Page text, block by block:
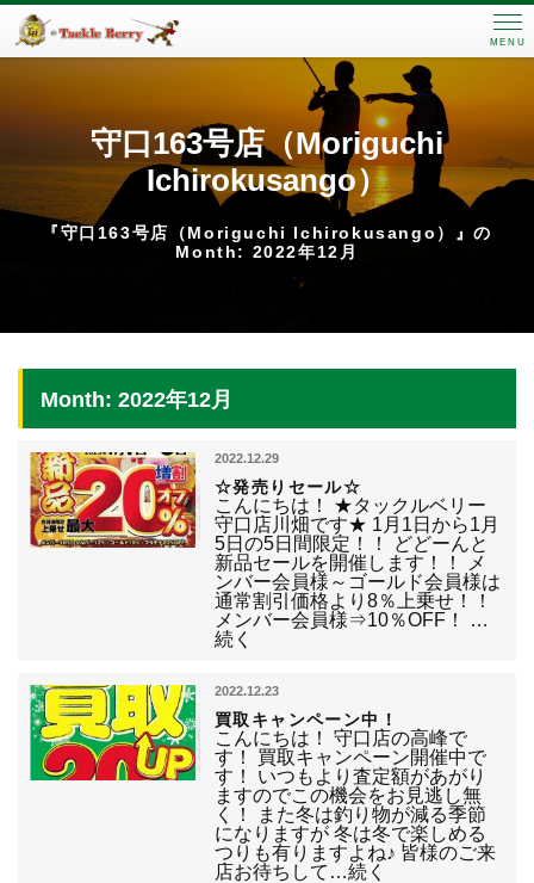
MENU
守口163号店（Moriguchi
Ichirokusango）
『守口163号店（Moriguchi Ichirokusango）』の
Month: 2022年12月
Month: 2022年12月
2022.12.29
☆発売りセール☆
こんにちは！ ★タックルベリー
守口店川畑です★ 1月1日から1月
5日の5日間限定！！ どどーんと
新品セールを開催します！！ メ
ンバー会員様～ゴールド会員様は
通常割引価格より8％上乗せ！！
メンバー会員様⇒10％OFF！ …
続く
2022.12.23
買取キャンペーン中！
こんにちは！ 守口店の高峰で
す！ 買取キャンペーン開催中で
す！ いつもより査定額があがり
ますのでこの機会をお見逃し無
く！ また冬は釣り物が減る季節
になりますが 冬は冬で楽しめる
つりも有りますよね♪ 皆様のご来
店お待ちして…続く